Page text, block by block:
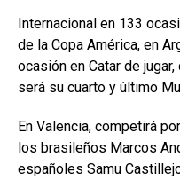
Internacional en 133
de la Copa América, en
ocasión en Catar de
será su cuarto y último
En Valencia, competirá
los brasileños Marcos
españoles Samu